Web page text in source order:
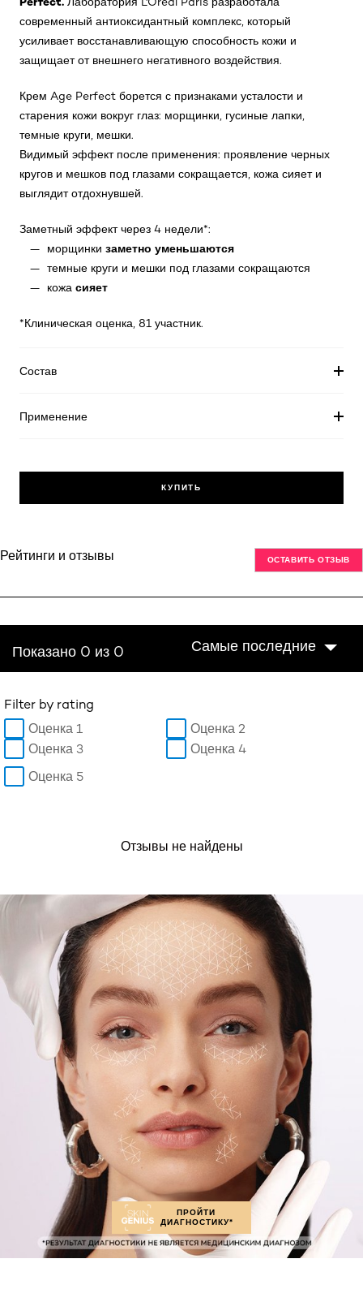
современный антиоксидантный комплекс, который
усиливает восстанавливающую способность кожи и
защищает от внешнего негативного воздействия.
Крем Age Perfect борется с признаками усталости и
старения кожи вокруг глаз: морщинки, гусиные лапки,
темные круги, мешки.
Видимый эффект после применения: проявление черных
кругов и мешков под глазами сокращается, кожа сияет и
выглядит отдохнувшей.
Заметный эффект через 4 недели*:
— морщинки заметно уменьшаются
— темные круги и мешки под глазами сокращаются
— кожа сияет
*Клиническая оценка, 81 участник.
Состав
Применение
КУПИТЬ
Рейтинги и отзывы ОСТАВИТЬ ОТЗЫВ
Показано 0 из 0 Самые последние
Filter by rating
Оценка 1
Оценка 2
Оценка 3
Оценка 4
Оценка 5
Отзывы не найдены
ПРОЙТИ
ДИАГНОСТИКУ*